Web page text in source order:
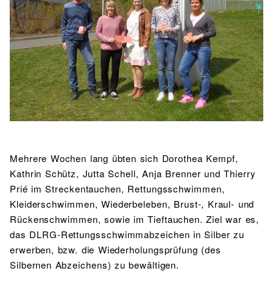
BIBLIOTHEK
Bibliothek Bibliothekskatalog
Schulbuchausleihe
Lehrmittelfreiheit
Buchempfehlungen
MENSA & BISTRO
Mensa & Bistro Speiseplan
Ernährungskonzept
SPORT
Sport als Leistungsfach Exkursionen
Wettkämpfe
Fachschaft
JtfO
Mehrere Wochen lang übten sich Dorothea Kempf,
Kathrin Schütz, Jutta Schell, Anja Brenner und Thierry
Prié im Streckentauchen, Rettungsschwimmen,
Kleiderschwimmen, Wiederbeleben, Brust-, Kraul- und
Rückenschwimmen, sowie im Tieftauchen. Ziel war es,
das DLRG-Rettungsschwimmabzeichen in Silber zu
erwerben, bzw. die Wiederholungsprüfung (des
Silbernen Abzeichens) zu bewältigen.